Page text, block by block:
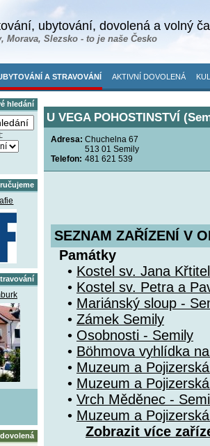
ubytování, dovolená a volný
Morava, Slezsko - to je naše Česko
A STRAVOVÁNÍ AKTIVNÍ DOVOLENÁ
hledání
U VEGA POHOSTINSTVÍ
Adresa: Chuchelna 67
513 01 Semily
Telefon: 481 621 539
SEZNAM ZAŘÍZENÍ V
Památky
• Kostel sv. Jana
• Kostel sv. Petra a
• Mariánský sloup -
• Zámek Semily
• Osobnosti - Semily
• Böhmova vyhlídka
• Muzeum a
• Muzeum a
• Vrch Měděnec -
• Muzeum a
Zobrazit více